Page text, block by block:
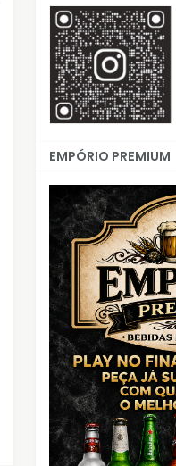
EMPÓRIO PREMIUM